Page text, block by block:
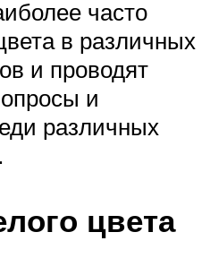
часто
в различных
и проводят
и
различных
цвета